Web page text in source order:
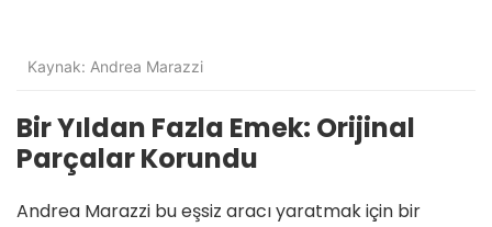
Kaynak: Andrea Marazzi
Bir Yıldan Fazla Emek: Orijinal
Parçalar Korundu
Andrea Marazzi bu eşsiz aracı yaratmak için bir